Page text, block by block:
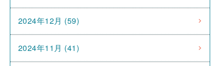
2024年12月 (59)
2024年11月 (41)